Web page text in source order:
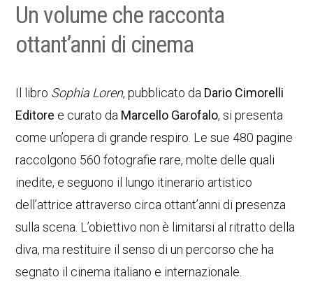
Un volume che racconta
ottant’anni di cinema
Il libro Sophia Loren, pubblicato da Dario Cimorelli
Editore e curato da Marcello Garofalo, si presenta
come un’opera di grande respiro. Le sue 480 pagine
raccolgono 560 fotografie rare, molte delle quali
inedite, e seguono il lungo itinerario artistico
dell’attrice attraverso circa ottant’anni di presenza
sulla scena. L’obiettivo non è limitarsi al ritratto della
diva, ma restituire il senso di un percorso che ha
segnato il cinema italiano e internazionale.